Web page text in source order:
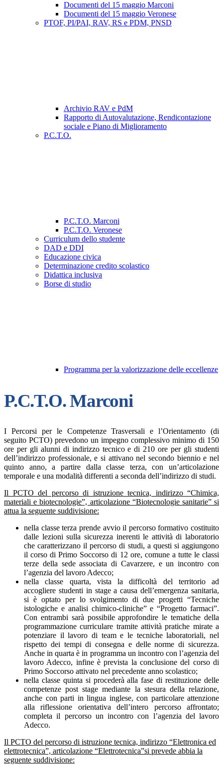
Documenti del 15 maggio Marconi
Documenti del 15 maggio Veronese
PTOF, PI/PAI, RAV, RS e PDM, PNSD
Archivio RAV e PdM
Rapporto di Autovalutazione, Rendicontazione
sociale e Piano di Miglioramento
P.C.T.O.
P.C.T.O. Marconi
P.C.T.O. Veronese
Curriculum dello studente
DAD e DDI
Educazione civica
Determinazione credito scolastico
Didattica inclusiva
Borse di studio
Programma per la valorizzazione delle eccellenze
P.C.T.O. Marconi
I Percorsi per le Competenze Trasversali e l’Orientamento (di
seguito PCTO) prevedono un impegno complessivo minimo di 150
ore per gli alunni di indirizzo tecnico e di 210 ore per gli studenti
dell’indirizzo professionale, e si attivano nel secondo biennio e nel
quinto anno, a partire dalla classe terza, con un’articolazione
temporale e una modalità differenti a seconda dell’indirizzo di studi.
Il PCTO del percorso di istruzione tecnica, indirizzo “Chimica,
materiali e biotecnologie”, articolazione “Biotecnologie sanitarie” si
attua la seguente suddivisione:
nella classe terza prende avvio il percorso formativo costituito
dalle lezioni sulla sicurezza inerenti le attività di laboratorio
che caratterizzano il percorso di studi, a questi si aggiungono
il corso di Primo Soccorso di 12 ore, comune a tutte le classi
terze della sede associata di Cavarzere, e un incontro con
l’agenzia del lavoro Adecco;
nella classe quarta, vista la difficoltà del territorio ad
accogliere studenti in stage a causa dell’emergenza sanitaria,
si è optato per lo svolgimento di due progetti “Tecniche
istologiche e analisi chimico-cliniche” e “Progetto farmaci”.
Con entrambi sarà possibile approfondire le tematiche della
programmazione curriculare tramite attività pratiche mirate a
potenziare il lavoro di team e le tecniche laboratoriali, nel
rispetto dei tempi di consegna e delle norme di sicurezza.
Anche in quarta è in programma un incontro con l’agenzia del
lavoro Adecco, infine è prevista la conclusione del corso di
Primo Soccorso attivato nel precedente anno scolastico;
nella classe quinta si procederà alla fase di restituzione delle
competenze post stage mediante la stesura della relazione,
anche con parti in lingua inglese, con particolare attenzione
alla riflessione orientativa dell’intero percorso affrontato;
completa il percorso un incontro con l’agenzia del lavoro
Adecco.
Il PCTO del percorso di istruzione tecnica, indirizzo “Elettronica ed
elettrotecnica”, articolazione “Elettrotecnica”si prevede abbia la
seguente suddivisione: